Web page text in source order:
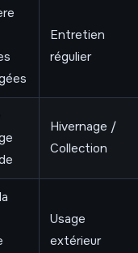
Entretien
régulier
Hivernage /
Collection
Usage
extérieur